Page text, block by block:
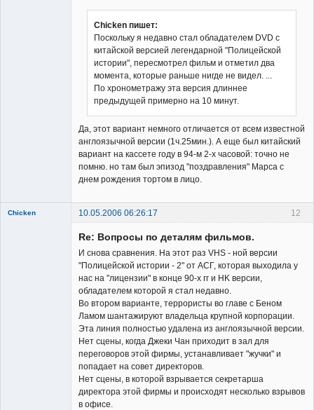
Chicken пишет:
Поскольку я недавно стал обладателем DVD с
китайской версией легендарной "Полицейской
истории", пересмотрел фильм и отметил два
момента, которые раньше нигде не видел. ...
По хронометражу эта версия длиннее
предыдущей примерно на 10 минут.
Да, этот вариант немного отличается от всем известной
англоязычной версии (1ч.25мин.). А еще был китайский
вариант на кассете году в 94-м 2-х часовой: точно не
помню. но там был эпизод "поздравления" Марса с
днем рождения тортом в лицо.
12
Chicken
10.05.2006 06:26:17
Re: Вопросы по деталям фильмов.
И снова сравнения. На этот раз VHS - ной версии
"Полицейской истории - 2" от АСГ, которая выходила у
нас на "лицензии" в конце 90-х гг и HK версии,
обладателем которой я стал недавно.
Во втором варианте, террористы во главе с Беном
Ламом шантажируют владельца крупной корпорации.
Эта линия полностью удалена из англоязычной версии.
Нет сцены, когда Джеки Чан приходит в зал для
переговоров этой фирмы, устанавливает "жучки" и
попадает на совет директоров.
Нет сцены, в которой взрывается секретарша
директора этой фирмы и происходят несколько взрывов
в офисе.